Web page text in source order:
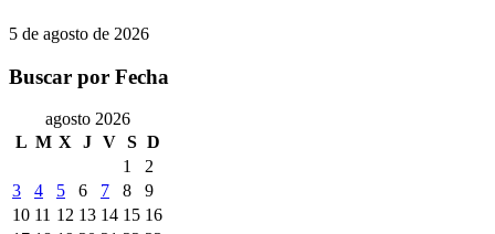
5 de agosto de 2026
Buscar por Fecha
agosto 2026
L M X J V S D
1
2
3
4 5 6 7 8
9
10 11 12 13 14 15 16